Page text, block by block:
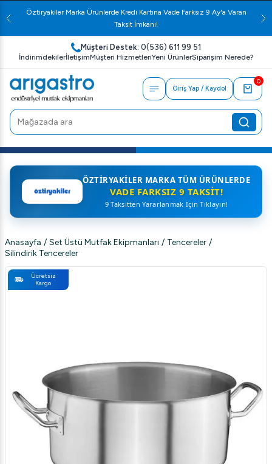
Öztiryakiler Marka Ürünlerde Kredi Kartına Vade Farksız 9 Ay'a Varan
Taksit İmkanı!
Müşteri Destek: 0(536) 611 99 51
İndirimdekilerİletişimMüşteri HizmetleriYeni ÜrünlerSiparişim Nerede?
Giriş Yap / Kaydol
0
ÖZTIRYAKILER MARKA TÜM ÜRÜNLERDE
VADE FARKSIZ 9 TAKSIT!
9 Taksitten Yararlanmak İçin Tıklayın!
Anasayfa / Set Üstü Mutfak Ekipmanları / Tencereler /
Silindirik Tencereler
Ücretsiz
Kargo